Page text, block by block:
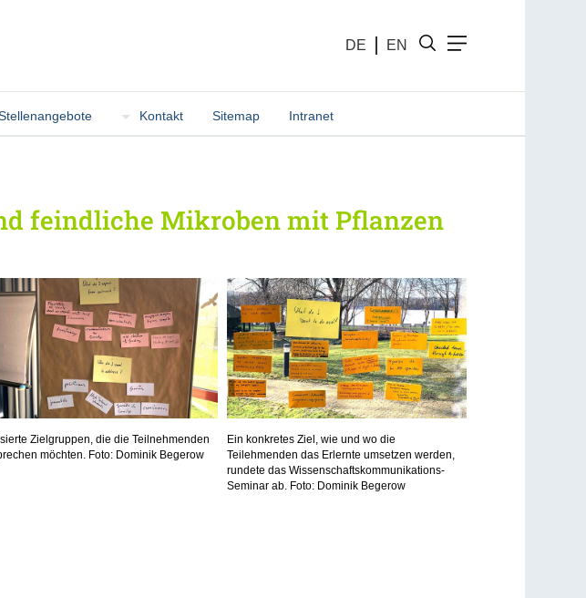
DE EN
Kontakt Sitemap Intranet
feindliche Mikroben mit Pflanzen
Zielgruppen, die die Teilnehmenden
möchten. Foto: Dominik Begerow
Ein konkretes Ziel, wie und wo die
Teilehmenden das Erlernte umsetzen werden,
rundete das Wissenschaftskommunikations-
Seminar ab. Foto: Dominik Begerow